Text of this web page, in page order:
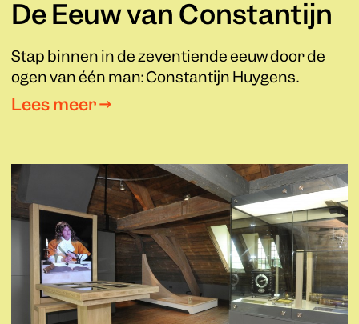
De Eeuw van Constantijn
Stap binnen in de zeventiende eeuw door de
ogen van één man: Constantijn Huygens.
Lees meer →